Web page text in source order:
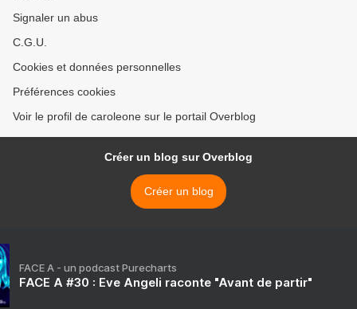
Signaler un abus
C.G.U.
Cookies et données personnelles
Préférences cookies
Voir le profil de caroleone sur le portail Overblog
Créer un blog sur Overblog
Créer un blog
FACE A - un podcast Purecharts
FACE A #30 : Eve Angeli raconte "Avant de partir"